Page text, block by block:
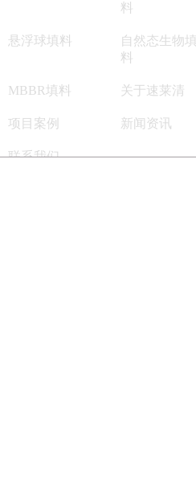
料
悬浮球填料
自然态生物填
料
MBBR填料 关于速莱清
项目案例 新闻资讯
联系我们